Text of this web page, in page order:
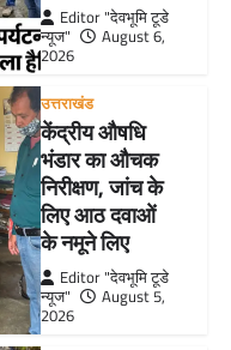
Editor "देवभूमि टूडे
न्यूज"
August 6,
2026
उत्तराखंड
केंद्रीय औषधि
भंडार का औचक
निरीक्षण, जांच के
लिए आठ दवाओं
के नमूने लिए
Editor "देवभूमि टूडे
न्यूज"
August 5,
2026